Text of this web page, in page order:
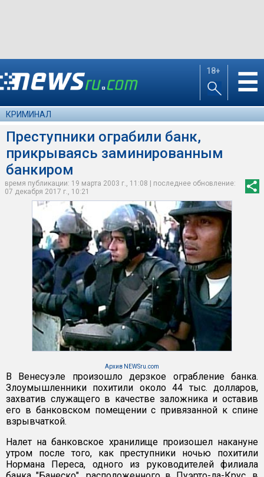
18+ ☰
КРИМИНАЛ
Преступники ограбили банк,
прикрываясь заминированным
банкиром
время публикации: 19 марта 2003 г., 11:08 | последнее обновление:
07 декабря 2017 г., 10:21
Архив NEWSru.com
В Венесуэле произошло дерзкое ограбление банка.
Злоумышленники похитили около 44 тыс. долларов,
захватив служащего в качестве заложника и оставив
его в банковском помещении с привязанной к спине
взрывчаткой.
Налет на банковское хранилище произошел накануне
утром после того, как преступники ночью похитили
Нормана Переса, одного из руководителей филиала